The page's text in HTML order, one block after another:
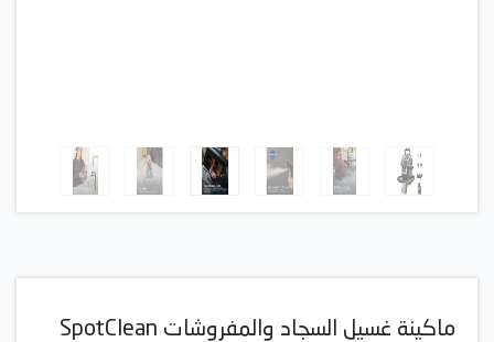
ماكينة غسيل السجاد والمفروشات SpotClean